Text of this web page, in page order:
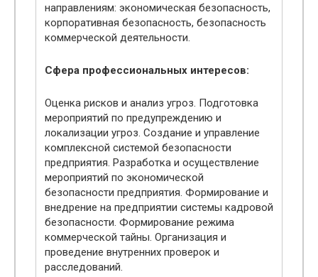
направлениям: экономическая безопасность,
корпоративная безопасность, безопасность
коммерческой деятельности.
Сфера профессиональных интересов:
Оценка рисков и анализ угроз. Подготовка
мероприятий по предупреждению и
локализации угроз. Создание и управление
комплексной системой безопасности
предприятия. Разработка и осуществление
мероприятий по экономической
безопасности предприятия. Формирование и
внедрение на предприятии системы кадровой
безопасности. Формирование режима
коммерческой тайны. Организация и
проведение внутренних проверок и
расследований.